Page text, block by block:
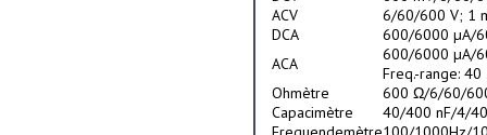
ACV
6/60/600 V; 1
DCA
600/6000 µA/
ACA
600/6000 µA/
Freq.-range:
Ohmètre
600 Ω/6/60/
Capacimètre
40/400 nF/4/